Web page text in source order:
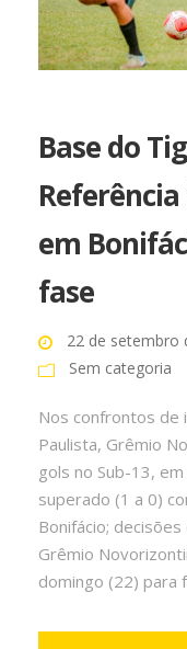
Base do
em
fase
22 de setembro
Sem categoria
Nos confrontos de
Paulista, Grêmio
gols no Sub-13,
superado (1 a 0)
Bonifácio;
Grêmio
domingo (22) para